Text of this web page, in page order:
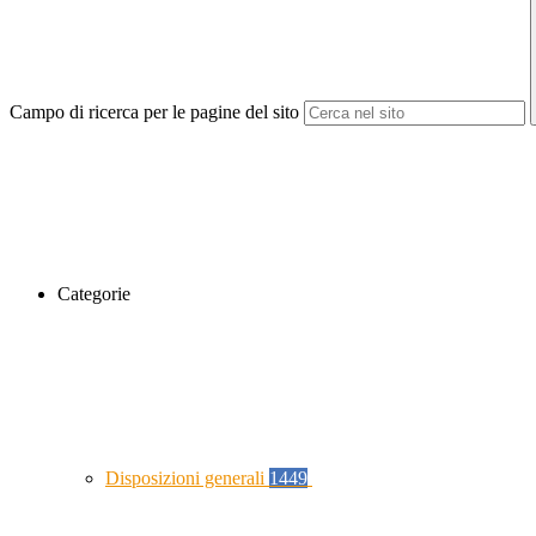
Campo di ricerca per le pagine del sito
Categorie
Disposizioni generali 1449